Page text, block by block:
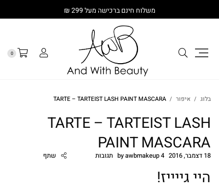
משלוח חינם ברכישה מעל 299 ₪
0
בלוג איפור
TARTE – TARTEIST LASH
PAINT MASCARA
18 דצמבר, 2016 byawbmakeup4 תגובות שתף
היי גייייז!